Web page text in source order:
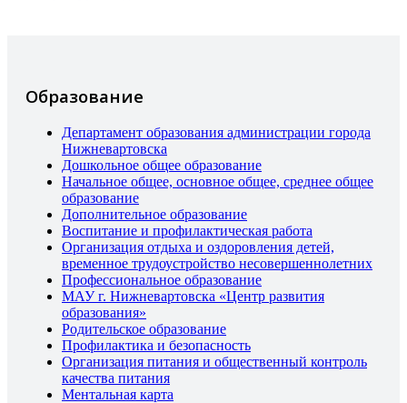
Образование
Департамент образования администрации города
Нижневартовска
Дошкольное общее образование
Начальное общее, основное общее, среднее общее
образование
Дополнительное образование
Воспитание и профилактическая работа
Организация отдыха и оздоровления детей,
временное трудоустройство несовершеннолетних
Профессиональное образование
МАУ г. Нижневартовска «Центр развития
образования»
Родительское образование
Профилактика и безопасность
Организация питания и общественный контроль
качества питания
Ментальная карта